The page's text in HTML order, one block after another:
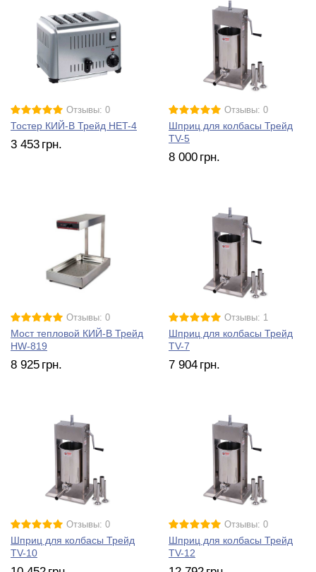
Отзывы: 0
Тостер КИЙ-В Трейд HET-4
3 453 грн.
Отзывы: 0
Шприц для колбасы Трейд
TV-5
8 000 грн.
Отзывы: 0
Мост тепловой КИЙ-В Трейд
HW-819
8 925 грн.
Отзывы: 1
Шприц для колбасы Трейд
TV-7
7 904 грн.
Отзывы: 0
Шприц для колбасы Трейд
TV-10
Отзывы: 0
Шприц для колбасы Трейд
TV-12